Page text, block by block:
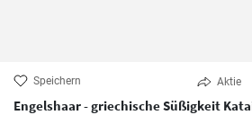
Speichern Aktie
Engelshaar - griechische Süßigkeit